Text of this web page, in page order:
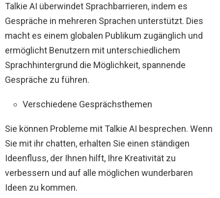
Talkie AI überwindet Sprachbarrieren, indem es
Gespräche in mehreren Sprachen unterstützt. Dies
macht es einem globalen Publikum zugänglich und
ermöglicht Benutzern mit unterschiedlichem
Sprachhintergrund die Möglichkeit, spannende
Gespräche zu führen.
Verschiedene Gesprächsthemen
Sie können Probleme mit Talkie AI besprechen. Wenn
Sie mit ihr chatten, erhalten Sie einen ständigen
Ideenfluss, der Ihnen hilft, Ihre Kreativität zu
verbessern und auf alle möglichen wunderbaren
Ideen zu kommen.